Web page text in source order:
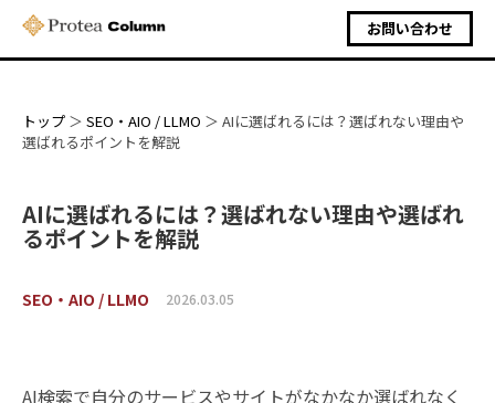
お問い合わせ
トップ SEO・AIO / LLMO
AIに選ばれるには？選ばれない理由や
選ばれるポイントを解説
AIに選ばれるには？選ばれない理由や選ばれ
るポイントを解説
SEO・AIO / LLMO 2026.03.05
AI検索で自分のサービスやサイトがなかなか選ばれなく